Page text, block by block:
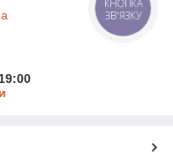
КНОПКА
ЗВ'ЯЗКУ